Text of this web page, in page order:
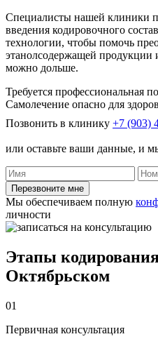
Специалисты нашей клиники
введения кодировочного
технологии, чтобы помочь
этанолсодержащей продукции
можно дольше.
Требуется профессиональная
Самолечение опасно для
Позвонить в клинику +7 (903)
или оставьте ваши данные, и
Перезвоните мне
Мы обеспечиваем полную
личности
Этапы
Октябрьском
01
Первичная консультация